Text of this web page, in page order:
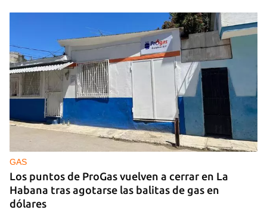
GAS
Los puntos de ProGas vuelven a cerrar en La
Habana tras agotarse las balitas de gas en
dólares